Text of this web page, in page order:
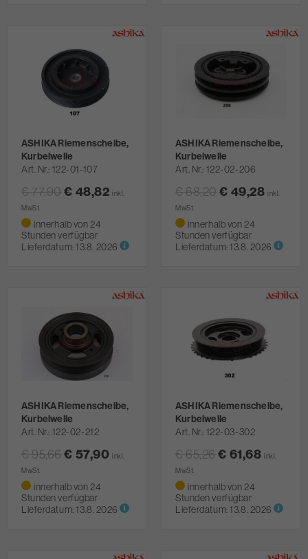
ASHIKA Riemenscheibe,
Kurbelwelle
Art. Nr. 122-01-107
€ 77,90€ 48,82 inkl.
MwSt.
innerhalb von 24
Stunden verfügbar
Lieferdatum:13.8. 2026
ASHIKA Riemenscheibe,
Kurbelwelle
Art. Nr. 122-02-206
€ 68,20€ 49,28 inkl.
MwSt.
innerhalb von 24
Stunden verfügbar
Lieferdatum:13.8. 2026
ASHIKA Riemenscheibe,
Kurbelwelle
Art. Nr. 122-02-212
€ 95,66€ 57,90 inkl.
MwSt.
innerhalb von 24
Stunden verfügbar
Lieferdatum:13.8. 2026
ASHIKA Riemenscheibe,
Kurbelwelle
Art. Nr. 122-03-302
€ 65,26€ 61,68 inkl.
MwSt.
innerhalb von 24
Stunden verfügbar
Lieferdatum:13.8. 2026